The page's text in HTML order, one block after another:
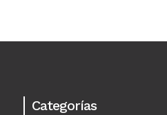
Categorías